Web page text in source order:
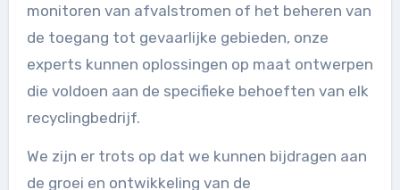
monitoren van afvalstromen of het beheren van
de toegang tot gevaarlijke gebieden, onze
experts kunnen oplossingen op maat ontwerpen
die voldoen aan de specifieke behoeften van elk
recyclingbedrijf.
We zijn er trots op dat we kunnen bijdragen aan
de groei en ontwikkeling van de